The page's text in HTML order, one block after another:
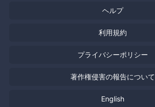
ヘルプ
利用規約
プライバシーポリシー
著作権侵害の報告について
English